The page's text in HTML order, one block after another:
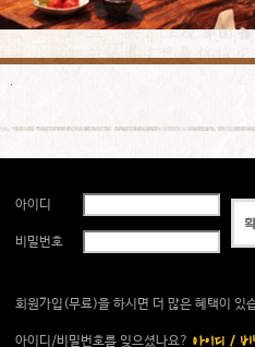
아이디
비밀번호
회원가입(무료)을 하시면 더 많은 혜택이 있
아이디/비밀번호를 잊으셨나요?